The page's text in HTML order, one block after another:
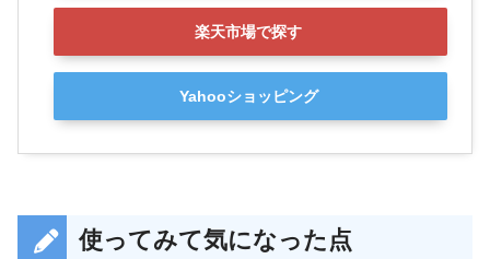
楽天市場で探す
Yahooショッピング
使ってみて気になった点